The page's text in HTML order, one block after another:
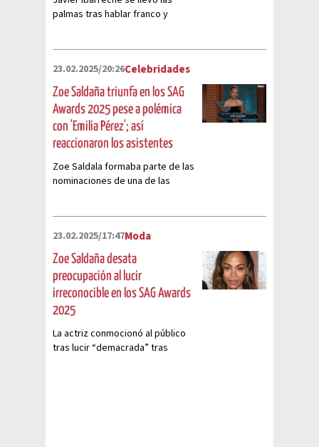
palmas tras hablar franco y
23.02.2025/20:26Celebridades
Zoe Saldaña triunfa en los SAG
Awards 2025 pese a polémica
con 'Emilia Pérez'; así
reaccionaron los asistentes
Zoe Saldala formaba parte de las
nominaciones de una de las
23.02.2025/17:47Moda
Zoe Saldaña desata
preocupación al lucir
irreconocible en los SAG Awards
2025
La actriz conmocionó al público
tras lucir “demacrada” tras